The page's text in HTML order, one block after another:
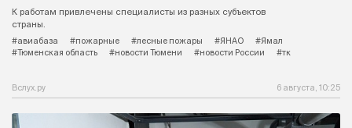
К работам привлечены специалисты из разных субъектов
страны.
#авиабаза
#пожарные #лесные пожары #ЯНАО
#Ямал
#Тюменская область
#новости Тюмени #новости России #тк
Вслух.ру 6 августа, 10:25